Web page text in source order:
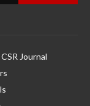
Journal